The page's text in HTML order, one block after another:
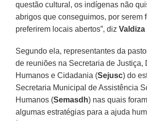
questão cultural, os indígenas não
abrigos que conseguimos, por serem
preferirem locais abertos”, diz
Segundo ela, representantes da
de reuniões na Secretaria de Justiça,
Humanos e Cidadania (Sejusc) do
Secretaria Municipal de Assistência
Humanos (Semasdh) nas quais
algumas estratégias para a ajuda